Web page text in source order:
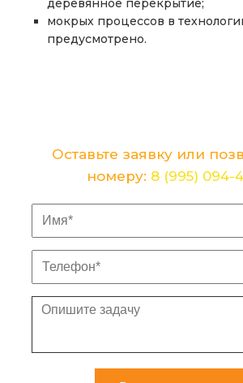
мокрых процессов в
предусмотрено.
Оставьте заявку или
номеру: 8 (995) 094-